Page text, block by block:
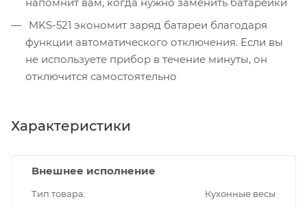
MKS-521 экономит заряд батареи благодаря
функции автоматического отключения. Если вы
не используете прибор в течение минуты, он
отключится самостоятельно
Характеристики
Внешнее исполнение
Тип товара
Кухонные весы